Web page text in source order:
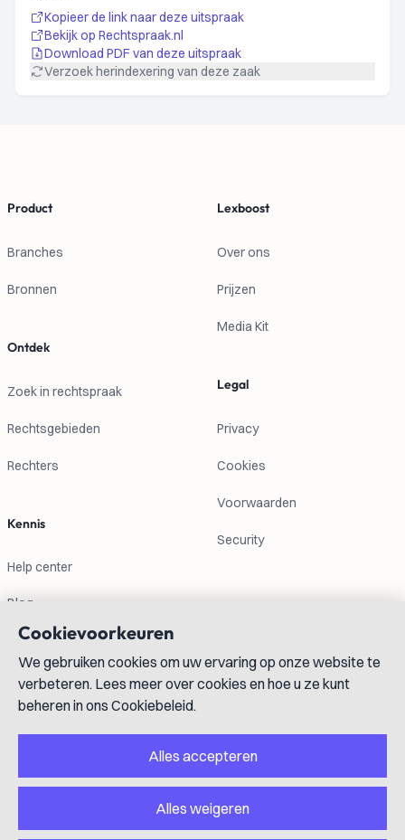
Kopieer de link naar deze uitspraak
Bekijk op Rechtspraak.nl
Download PDF van deze uitspraak
Verzoek herindexering van deze zaak
Product
Branches
Bronnen
Ontdek
Zoek in rechtspraak
Rechtsgebieden
Rechters
Kennis
Help center
Blog
Lexboost
Over ons
Prijzen
Media Kit
Legal
Privacy
Cookies
Voorwaarden
Security
Contactgegevens
info@lexboost.com
GitHubYouTube
Cookievoorkeuren
We gebruiken cookies om uw ervaring op onze website te
verbeteren. Lees meer over cookies en hoe u ze kunt
beheren in ons Cookiebeleid.
Alles accepteren
Alles weigeren